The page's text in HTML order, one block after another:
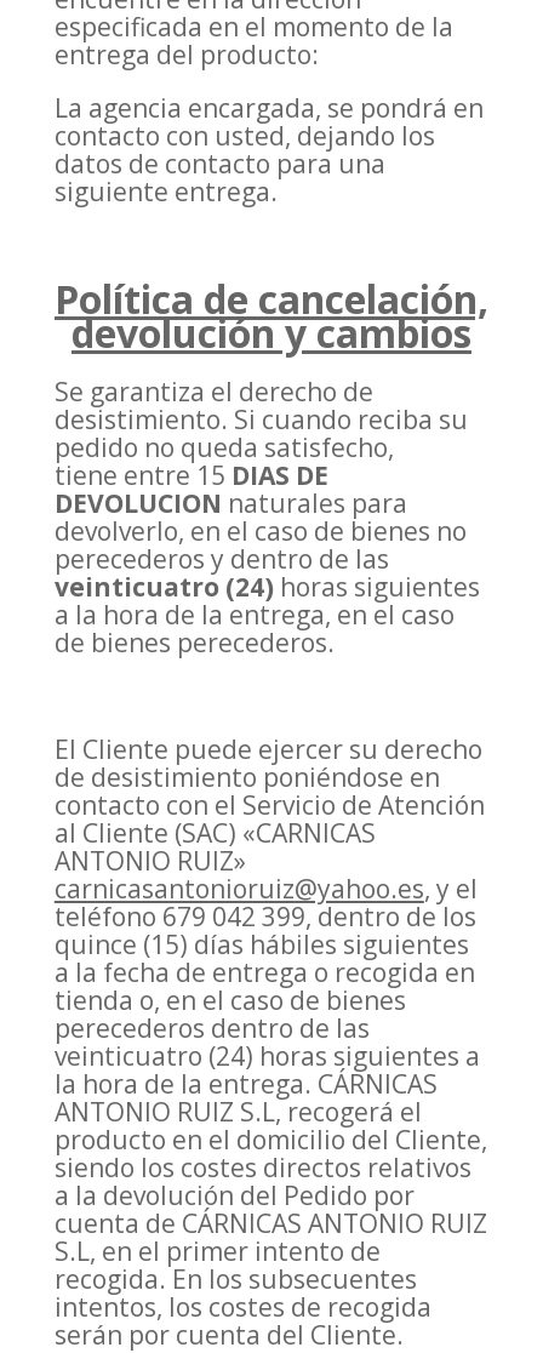
especificada en el momento de la
entrega del producto:
La agencia encargada, se pondrá en
contacto con usted, dejando los
datos de contacto para una
siguiente entrega.
Política de cancelación,
devolución y cambios
Se garantiza el derecho de
desistimiento. Si cuando reciba su
pedido no queda satisfecho,
tiene entre 15 DIAS DE
DEVOLUCION naturales para
devolverlo, en el caso de bienes no
perecederos y dentro de las
veinticuatro (24)horas siguientes
a la hora de la entrega, en el caso
de bienes perecederos.
El Cliente puede ejercer su derecho
de desistimiento poniéndose en
contacto con el Servicio de Atención
al Cliente (SAC) «CARNICAS
ANTONIO RUIZ»
carnicasantonioruiz@yahoo.es, y el
teléfono 679 042 399, dentro de los
quince (15) días hábiles siguientes
a la fecha de entrega o recogida en
tienda o, en el caso de bienes
perecederos dentro de las
veinticuatro (24) horas siguientes a
la hora de la entrega. CÁRNICAS
ANTONIO RUIZ S.L, recogerá el
producto en el domicilio del Cliente,
siendo los costes directos relativos
a la devolución del Pedido por
cuenta de CÁRNICAS ANTONIO RUIZ
S.L, en el primer intento de
recogida. En los subsecuentes
intentos, los costes de recogida
serán por cuenta del Cliente.